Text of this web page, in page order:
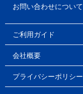
お問い合わせについて
ご利用ガイド
会社概要
プライバシーポリシー